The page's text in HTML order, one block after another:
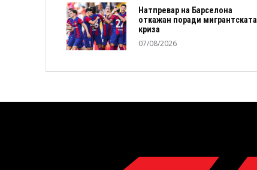
Натпревар на Барселона
откажан поради мигрантската
криза
07/08/2026